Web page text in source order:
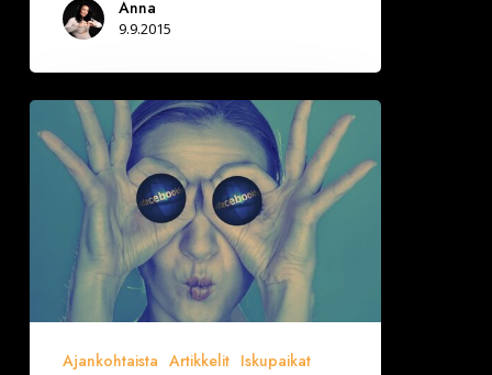
Anna
9.9.2015
Facebook
kertoo
Mikkelin
alueen
asukkaiden
parisuhdetilanteesta?
Ajankohtaista Artikkelit Iskupaikat